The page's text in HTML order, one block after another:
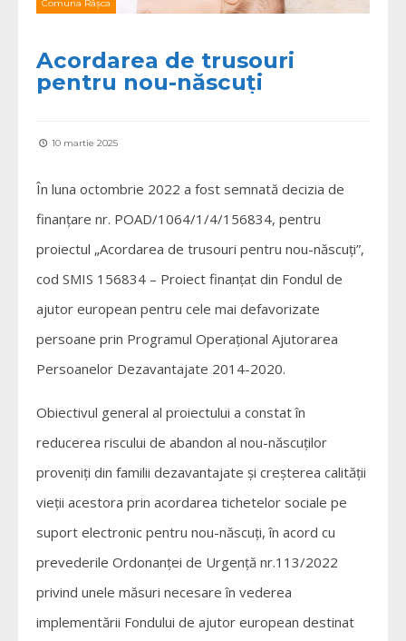
Comuna Râșca
Acordarea de trusouri
pentru nou-născuți
10 martie 2025
În luna octombrie 2022 a fost semnată decizia de
finanțare nr. POAD/1064/1/4/156834, pentru
proiectul „Acordarea de trusouri pentru nou-născuți”,
cod SMIS 156834 – Proiect finanțat din Fondul de
ajutor european pentru cele mai defavorizate
persoane prin Programul Operațional Ajutorarea
Persoanelor Dezavantajate 2014-2020.
Obiectivul general al proiectului a constat în
reducerea riscului de abandon al nou-născuților
proveniți din familii dezavantajate și creșterea calității
vieții acestora prin acordarea tichetelor sociale pe
suport electronic pentru nou-născuți, în acord cu
prevederile Ordonanţei de Urgenţă nr.113/2022
privind unele măsuri necesare în vederea
implementării Fondului de ajutor european destinat